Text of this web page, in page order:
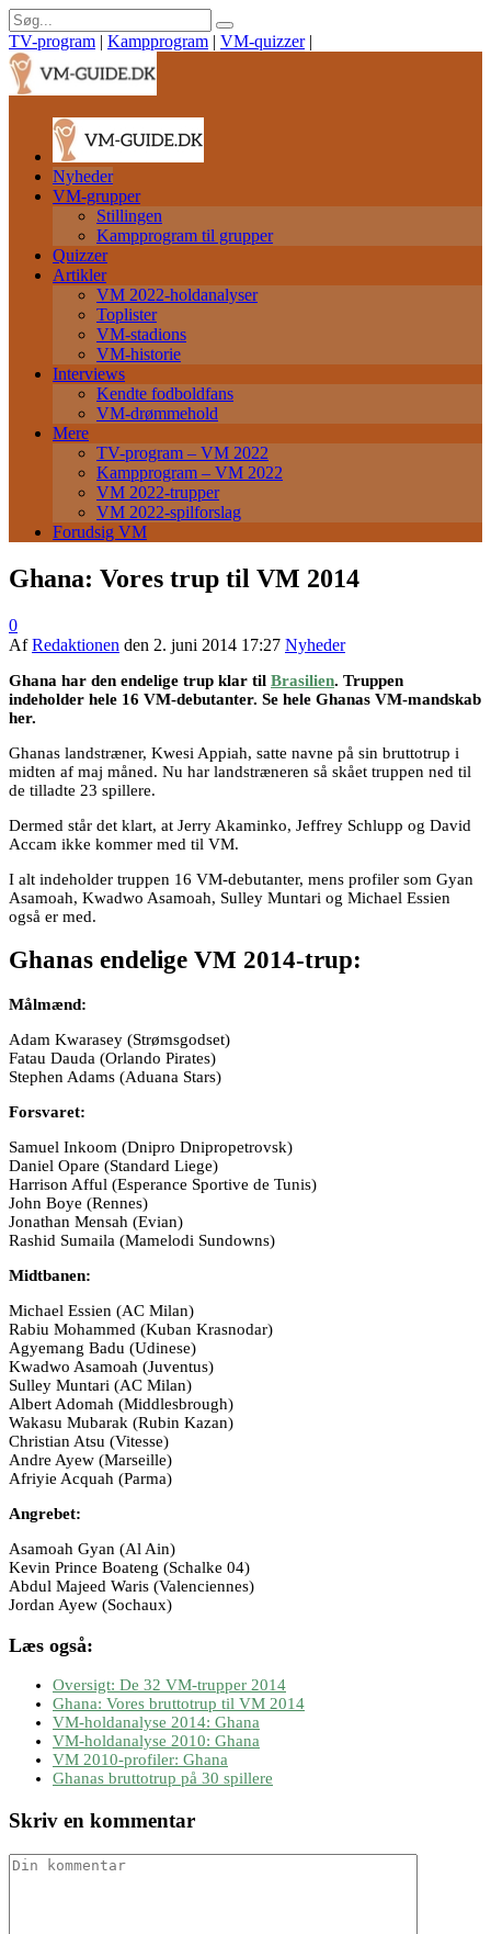
TV-program | Kampprogram | VM-quizzer |
Nyheder
VM-grupper
Stillingen
Kampprogram til grupper
Quizzer
Artikler
VM 2022-holdanalyser
Toplister
VM-stadions
VM-historie
Interviews
Kendte fodboldfans
VM-drømmehold
Mere
TV-program – VM 2022
Kampprogram – VM 2022
VM 2022-trupper
VM 2022-spilforslag
Forudsig VM
Ghana: Vores trup til VM 2014
0
AfRedaktionen den 2. juni 2014 17:27 Nyheder
Ghana har den endelige trup klar til Brasilien. Truppen
indeholder hele 16 VM-debutanter. Se hele Ghanas VM-mandskab
her.
Ghanas landstræner, Kwesi Appiah, satte navne på sin bruttotrup i
midten af maj måned. Nu har landstræneren så skået truppen ned til
de tilladte 23 spillere.
Dermed står det klart, at Jerry Akaminko, Jeffrey Schlupp og David
Accam ikke kommer med til VM.
I alt indeholder truppen 16 VM-debutanter, mens profiler som Gyan
Asamoah, Kwadwo Asamoah, Sulley Muntari og Michael Essien
også er med.
Ghanas endelige VM 2014-trup:
Målmænd:
Adam Kwarasey (Strømsgodset)
Fatau Dauda (Orlando Pirates)
Stephen Adams (Aduana Stars)
Forsvaret:
Samuel Inkoom (Dnipro Dnipropetrovsk)
Daniel Opare (Standard Liege)
Harrison Afful (Esperance Sportive de Tunis)
John Boye (Rennes)
Jonathan Mensah (Evian)
Rashid Sumaila (Mamelodi Sundowns)
Midtbanen:
Michael Essien (AC Milan)
Rabiu Mohammed (Kuban Krasnodar)
Agyemang Badu (Udinese)
Kwadwo Asamoah (Juventus)
Sulley Muntari (AC Milan)
Albert Adomah (Middlesbrough)
Wakasu Mubarak (Rubin Kazan)
Christian Atsu (Vitesse)
Andre Ayew (Marseille)
Afriyie Acquah (Parma)
Angrebet:
Asamoah Gyan (Al Ain)
Kevin Prince Boateng (Schalke 04)
Abdul Majeed Waris (Valenciennes)
Jordan Ayew (Sochaux)
Læs også:
Oversigt: De 32 VM-trupper 2014
Ghana: Vores bruttotrup til VM 2014
VM-holdanalyse 2014: Ghana
VM-holdanalyse 2010: Ghana
VM 2010-profiler: Ghana
Ghanas bruttotrup på 30 spillere
Skriv en kommentar